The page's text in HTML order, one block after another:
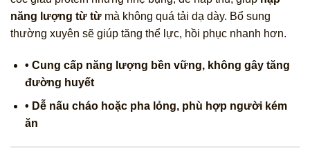
năng lượng từ từ mà không quá tải dạ dày. Bổ sung
thường xuyên sẽ giúp tăng thể lực, hồi phục nhanh hơn.
• Cung cấp năng lượng bền vững, không gây tăng
đường huyết
• Dễ nấu cháo hoặc pha lỏng, phù hợp người kém
ăn